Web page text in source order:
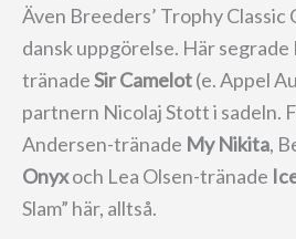
Även Breeders’ Trophy Classic
dansk uppgörelse. Här segrade
tränadeSir Camelot(e. Appel
partnern Nicolaj Stott i sadeln.
Andersen-tränade My Nikita,
Onyxoch Lea Olsen-tränade
Slam” här, alltså.